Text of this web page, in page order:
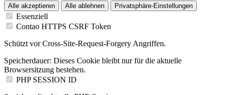
Alle akzeptieren Alle ablehnen Privatsphäre-Einstellungen
Essenziell
Contao HTTPS CSRF Token
Schützt vor Cross-Site-Request-Forgery Angriffen.
Speicherdauer: Dieses Cookie bleibt nur für die aktuelle
Browsersitzung bestehen.
PHP SESSION ID